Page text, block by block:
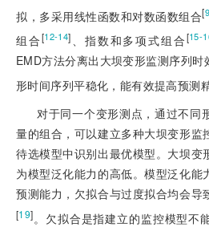
拟，多采用线性函数和对数函数组合[
组合[12-14]、指数和多项式组合[15-
EMD方法分离出大坝变形监测序列
形时间序列平稳化，能有效提高预测
对于同一个变形测点，通过不同
量的组合，可以建立多种大坝变形监
待选模型中识别出最优模型。大坝变
为模型泛化能力的高低。模型泛化能
预测能力，欠拟合与过度拟合均会导
[19]。欠拟合是指建立的监控模型不